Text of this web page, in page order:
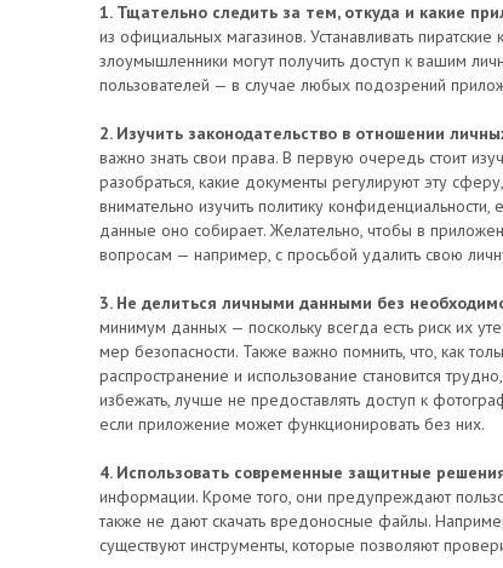
1. Тщательно следить за тем, откуда и какие
из официальных магазинов. Устанавливать
злоумышленники могут получить доступ к вашим
пользователей — в случае любых подозрений
2. Изучить законодательство в отношении
важно знать свои права. В первую очередь стоит
разобраться, какие документы регулируют эту
внимательно изучить политику
данные оно собирает. Желательно, чтобы в
вопросам — например, с просьбой удалить свою
3. Не делиться личными данными без
минимум данных — поскольку всегда есть риск их
мер безопасности. Также важно помнить, что, как
распространение и использование становится
избежать, лучше не предоставлять доступ к
если приложение может функционировать без них.
4. Использовать современные защитные
информации. Кроме того, они предупреждают
также не дают скачать вредоносные файлы.
существуют инструменты, которые позволяют